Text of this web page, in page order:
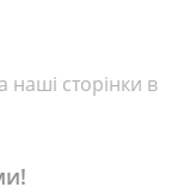
сторінки в